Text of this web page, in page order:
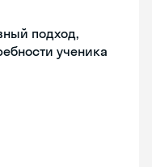
подход,
ученика